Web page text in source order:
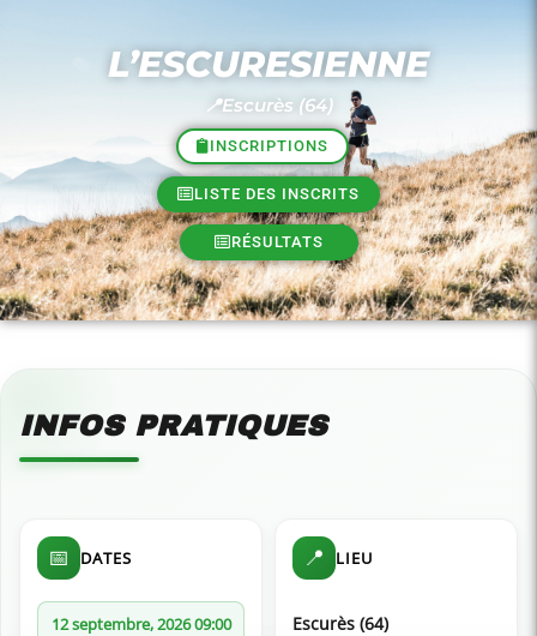
L’ESCURESIENNE
📍Escurès (64)
INSCRIPTIONS
LISTE DES INSCRITS
RÉSULTATS
INFOS PRATIQUES
📅 DATES
12 septembre, 2026 09:00
📍 LIEU
Escurès (64)